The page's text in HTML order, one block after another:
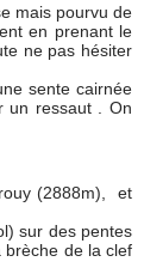
mais pourvu de
en prenant le
ne pas hésiter
sente cairnée
un ressaut . On
(2888m), et
sur des pentes
brèche de la clef